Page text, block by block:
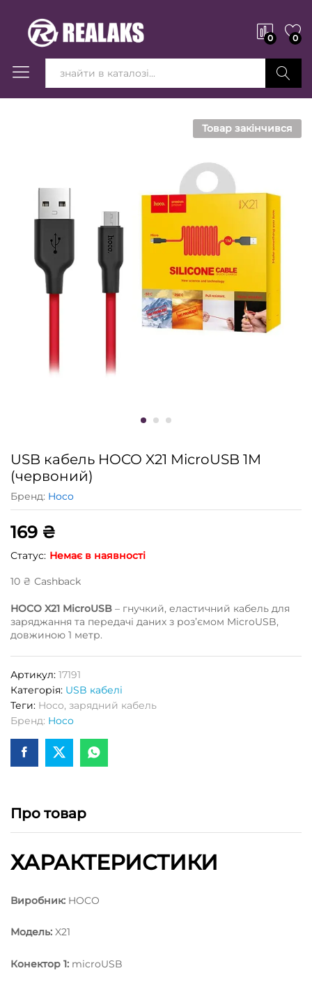
0 0
Вперед!
Товар закінчився
USB кабель HOCO X21 MicroUSB 1M
(червоний)
Бренд: Hoco
169 ₴
Статус: Немає в наявності
10 ₴ Сashback
HOCO X21 MicroUSB – гнучкий, еластичний кабель для
заряджання та передачі даних з роз’ємом MicroUSB,
довжиною 1 метр.
Артикул: 17191
Категорія: USB кабелі
Теги: Hoco, зарядний кабель
Бренд: Hoco
Про товар
ХАРАКТЕРИСТИКИ
Виробник: HOCO
Модель: X21
Конектор 1: microUSB